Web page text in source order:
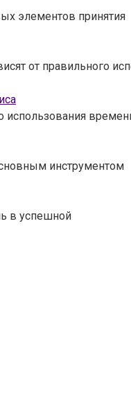
элементов принятия
от правильного
использования
инструментом
в успешной